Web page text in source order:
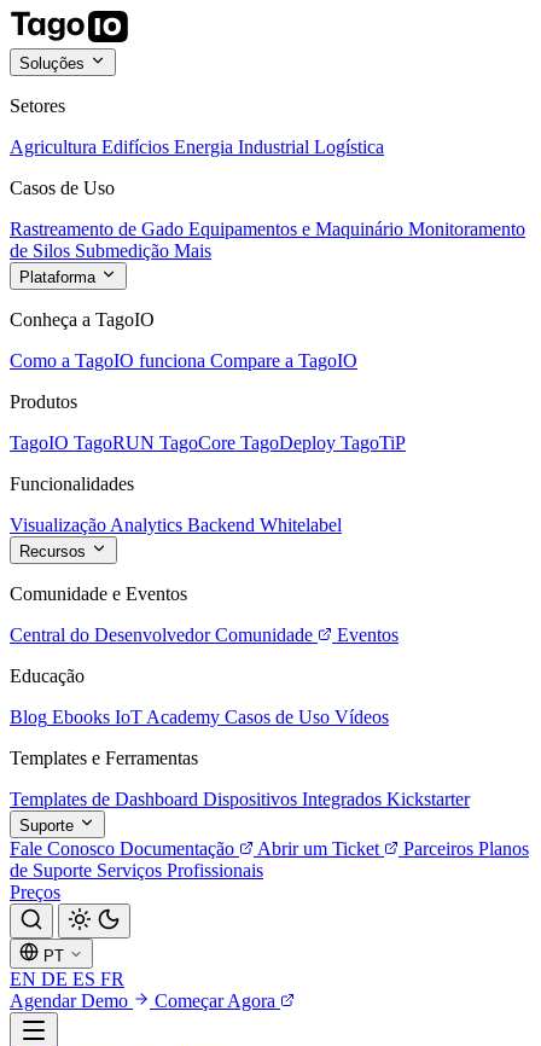
Soluções
Setores
Agricultura Edifícios Energia Industrial Logística
Casos de Uso
Rastreamento de Gado Equipamentos e Maquinário Monitoramento
de Silos Submedição Mais
Plataforma
Conheça a TagoIO
Como a TagoIO funciona Compare a TagoIO
Produtos
TagoIO TagoRUN TagoCore TagoDeploy TagoTiP
Funcionalidades
Visualização Analytics Backend Whitelabel
Recursos
Comunidade e Eventos
Central do Desenvolvedor Comunidade
Eventos
Educação
Blog Ebooks IoT Academy Casos de Uso Vídeos
Templates e Ferramentas
Templates de Dashboard Dispositivos Integrados Kickstarter
Suporte
Fale Conosco Documentação Abrir um Ticket Parceiros Planos
de Suporte Serviços Profissionais
Preços
PT
EN DE ES FR
Agendar Demo
Começar Agora